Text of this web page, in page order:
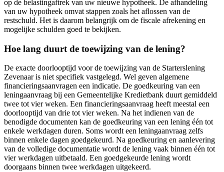
op de belastingaftrek van uw nieuwe hypotheek. De afhandeling
van uw hypotheek omvat stappen zoals het aflossen van de
restschuld. Het is daarom belangrijk om de fiscale afrekening en
mogelijke schulden goed te bekijken.
Hoe lang duurt de toewijzing van de lening?
De exacte doorlooptijd voor de toewijzing van de Starterslening
Zevenaar is niet specifiek vastgelegd. Wel geven algemene
financieringsaanvragen een indicatie. De goedkeuring van een
leningaanvraag bij een Gemeentelijke Kredietbank duurt gemiddeld
twee tot vier weken. Een financieringsaanvraag heeft meestal een
doorlooptijd van drie tot vier weken. Na het indienen van de
benodigde documenten kan de goedkeuring van een lening één tot
enkele werkdagen duren. Soms wordt een leningaanvraag zelfs
binnen enkele dagen goedgekeurd. Na goedkeuring en aanlevering
van de volledige documentatie wordt de lening vaak binnen één tot
vier werkdagen uitbetaald. Een goedgekeurde lening wordt
doorgaans binnen twee werkdagen uitgekeerd.